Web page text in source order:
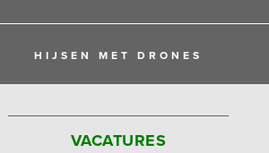
HIJSEN MET DRONES
VACATURES